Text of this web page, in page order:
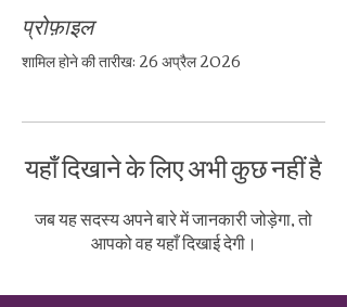
प्रोफ़ाइल
शामिल होने की तारीख: 26 अप्रैल 2026
यहाँ दिखाने के लिए अभी कुछ नहीं है
जब यह सदस्य अपने बारे में जानकारी जोड़ेगा, तो
आपको वह यहाँ दिखाई देगी।